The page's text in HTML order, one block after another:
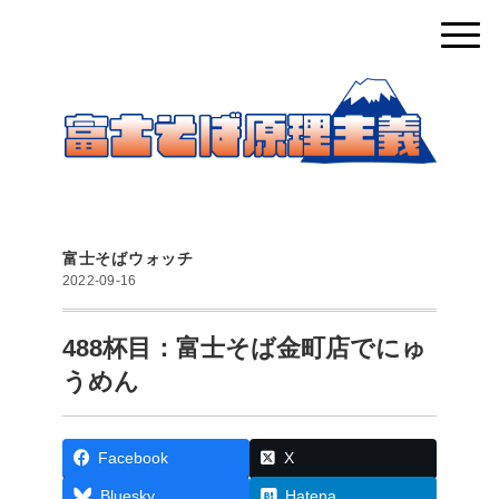
富士そばウォッチ
2022-09-16
488杯目：富士そば金町店でにゅ
うめん
Facebook X